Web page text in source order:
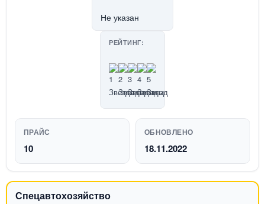
Не указан
РЕЙТИНГ:
ПРАЙС
10
ОБНОВЛЕНО
18.11.2022
Спецавтохозяйство